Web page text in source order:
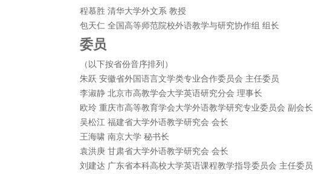
程慕胜 清华大学外文系 教授
包天仁 全国高等师范院校外语教学与研究协作组 组长
委员
（以下按省份音序排列）
朱跃 安徽省外国语言文学类专业合作委员会 主任委员
李淑静 北京市高教学会大学英语研究分会 理事长
欧玲 重庆市高等教育学会大学外语教学研究专业委员会 副会长
吴松江 福建省大学外语教学研究会 会长
王海啸 南京大学 秘书长
袁洪庚 甘肃省大学外语教学研究会 会长
刘建达 广东省本科高校大学英语课程教学指导委员会 主任委员